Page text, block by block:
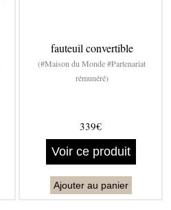
fauteuil convertible
(#Maison du Monde #Partenariat
rémunéré)
339€
Voir ce produit
Ajouter au panier